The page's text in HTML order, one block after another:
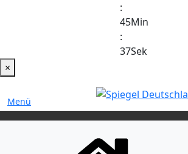
:
45Min
:
37Sek
×
Menü